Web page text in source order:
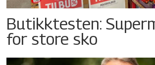
Butikktesten:
for store sko